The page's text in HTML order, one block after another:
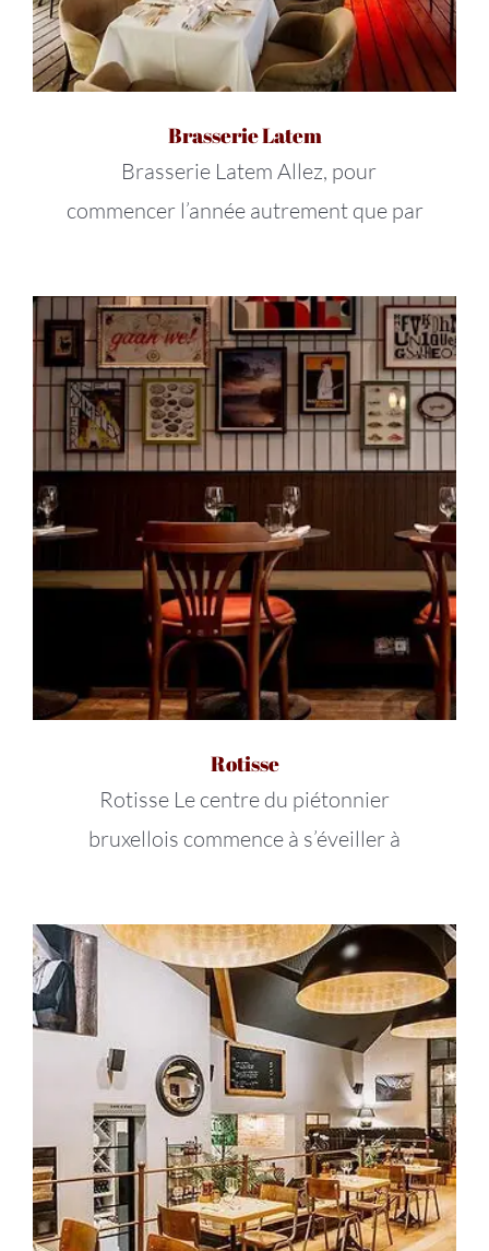
Brasserie Latem
Brasserie Latem Allez, pour
commencer l’année autrement que par
Rotisse
Rotisse Le centre du piétonnier
bruxellois commence à s’éveiller à